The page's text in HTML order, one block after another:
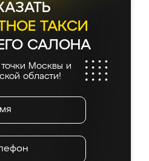
ТАКСИ
САЛОНА
Москвы и
области!